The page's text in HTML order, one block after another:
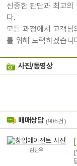
신중한 판단과 최고의
다.
모든 과정에서 고객님
를 위해 노력하겠습니
사진/동영상
매매상담 (906건)
김관우
[